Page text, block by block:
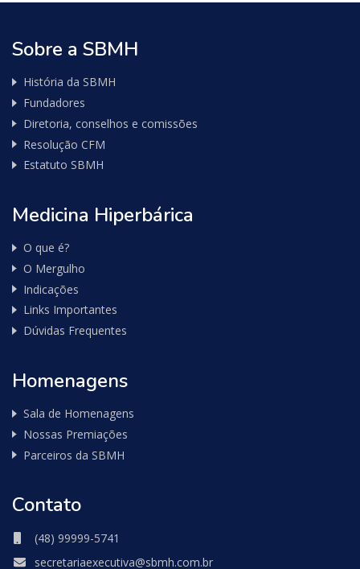
Sobre a SBMH
História da SBMH
Fundadores
Diretoria, conselhos e comissões
Resolução CFM
Estatuto SBMH
Medicina Hiperbárica
O que é?
O Mergulho
Indicações
Links Importantes
Dúvidas Frequentes
Homenagens
Sala de Homenagens
Nossas Premiações
Parceiros da SBMH
Contato
(48) 99999-5741
secretariaexecutiva@sbmh.com.br